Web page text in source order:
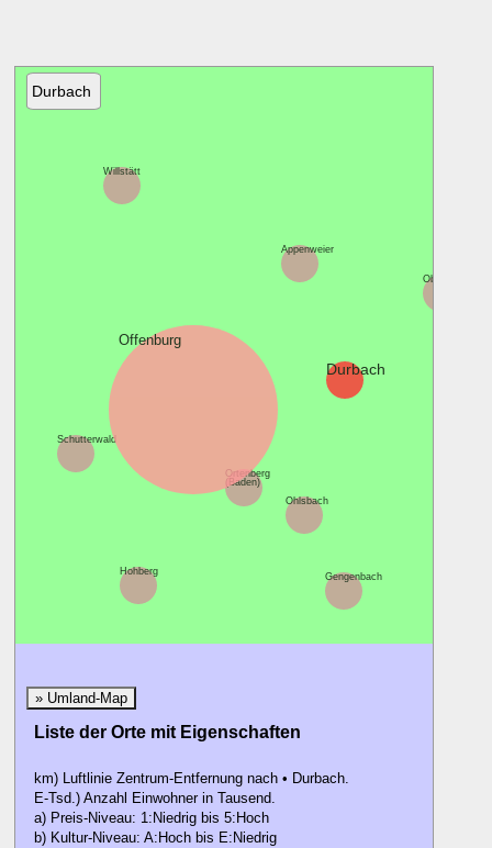
Durbach
Durbach
Ortenberg
(Baden)
Ohlsbach
Schutterwald
Hohberg
Appenweier
Willstätt
Gengenbach
Oberkirch
Offenburg
» Umland-Map
Liste der Orte mit Eigenschaften
km) Luftlinie Zentrum-Entfernung nach • Durbach.
E-Tsd.) Anzahl Einwohner in Tausend.
a) Preis-Niveau: 1:Niedrig bis 5:Hoch
b) Kultur-Niveau: A:Hoch bis E:Niedrig